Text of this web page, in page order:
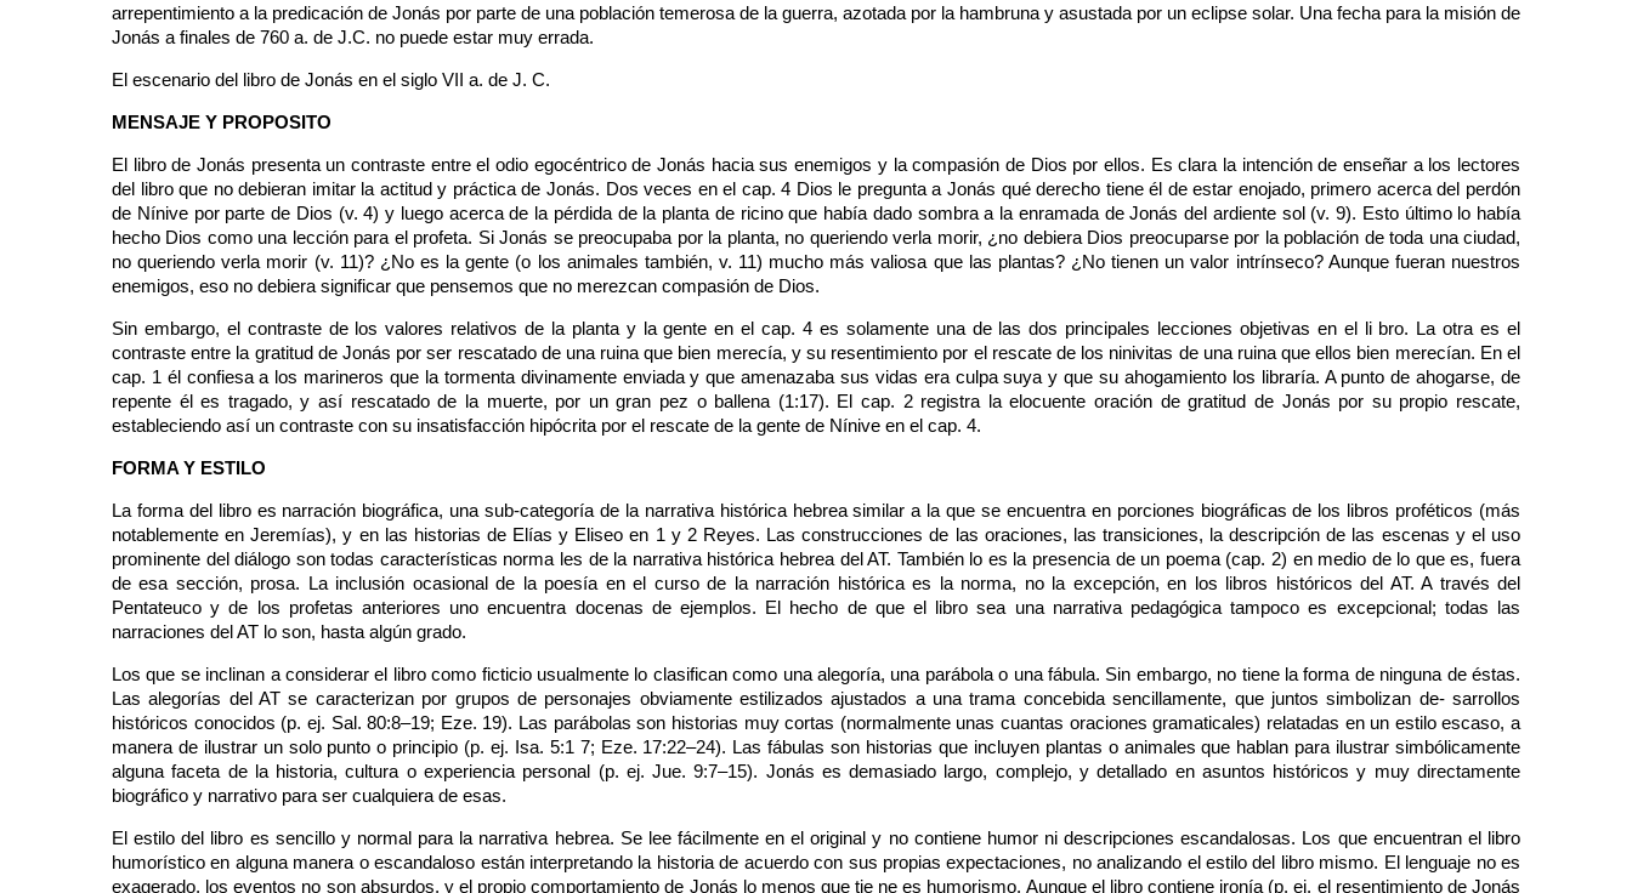
arrepentimiento a la predicación de Jonás por parte de una población temerosa de la guerra, azotada por la hambruna y asustada por un eclipse solar. Una fecha para la misión de
Jonás a finales de 760 a. de J.C. no puede estar muy errada.
El escenario del libro de Jonás en el siglo VII a. de J. C.
MENSAJE Y PROPOSITO
El libro de Jonás presenta un contraste entre el odio egocéntrico de Jonás hacia sus enemigos y la compasión de Dios por ellos. Es clara la intención de enseñar a los lectores
del libro que no debieran imitar la actitud y práctica de Jonás. Dos veces en el cap. 4 Dios le pregunta a Jonás qué derecho tiene él de estar enojado, primero acerca del perdón
de Nínive por parte de Dios (v. 4) y luego acerca de la pérdida de la planta de ricino que había dado sombra a la enramada de Jonás del ardiente sol (v. 9). Esto último lo había
hecho Dios como una lección para el profeta. Si Jonás se preocupaba por la planta, no queriendo verla morir, ¿no debiera Dios preocuparse por la población de toda una ciudad,
no queriendo verla morir (v. 11)? ¿No es la gente (o los animales también, v. 11) mucho más valiosa que las plantas? ¿No tienen un valor intrínseco? Aunque fueran nuestros
enemigos, eso no debiera significar que pensemos que no merezcan compasión de Dios.
Sin embargo, el contraste de los valores relativos de la planta y la gente en el cap. 4 es solamente una de las dos principales lecciones objetivas en el li bro. La otra es el
contraste entre la gratitud de Jonás por ser rescatado de una ruina que bien merecía, y su resentimiento por el rescate de los ninivitas de una ruina que ellos bien merecían. En el
cap. 1 él confiesa a los marineros que la tormenta divinamente enviada y que amenazaba sus vidas era culpa suya y que su ahogamiento los libraría. A punto de ahogarse, de
repente él es tragado, y así rescatado de la muerte, por un gran pez o ballena (1:17). El cap. 2 registra la elocuente oración de gratitud de Jonás por su propio rescate,
estableciendo así un contraste con su insatisfacción hipócrita por el rescate de la gente de Nínive en el cap. 4.
FORMA Y ESTILO
La forma del libro es narración biográfica, una sub-categoría de la narrativa histórica hebrea similar a la que se encuentra en porciones biográficas de los libros proféticos (más
notablemente en Jeremías), y en las historias de Elías y Eliseo en 1 y 2 Reyes. Las construcciones de las oraciones, las transiciones, la descripción de las escenas y el uso
prominente del diálogo son todas características norma les de la narrativa histórica hebrea del AT. También lo es la presencia de un poema (cap. 2) en medio de lo que es, fuera
de esa sección, prosa. La inclusión ocasional de la poesía en el curso de la narración histórica es la norma, no la excepción, en los libros históricos del AT. A través del
Pentateuco y de los profetas anteriores uno encuentra docenas de ejemplos. El hecho de que el libro sea una narrativa pedagógica tampoco es excepcional; todas las
narraciones del AT lo son, hasta algún grado.
Los que se inclinan a considerar el libro como ficticio usualmente lo clasifican como una alegoría, una parábola o una fábula. Sin embargo, no tiene la forma de ninguna de éstas.
Las alegorías del AT se caracterizan por grupos de personajes obviamente estilizados ajustados a una trama concebida sencillamente, que juntos simbolizan de- sarrollos
históricos conocidos (p. ej. Sal. 80:8–19; Eze. 19). Las parábolas son historias muy cortas (normalmente unas cuantas oraciones gramaticales) relatadas en un estilo escaso, a
manera de ilustrar un solo punto o principio (p. ej. Isa. 5:1 7; Eze. 17:22–24). Las fábulas son historias que incluyen plantas o animales que hablan para ilustrar simbólicamente
alguna faceta de la historia, cultura o experiencia personal (p. ej. Jue. 9:7–15). Jonás es demasiado largo, complejo, y detallado en asuntos históricos y muy directamente
biográfico y narrativo para ser cualquiera de esas.
El estilo del libro es sencillo y normal para la narrativa hebrea. Se lee fácilmente en el original y no contiene humor ni descripciones escandalosas. Los que encuentran el libro
humorístico en alguna manera o escandaloso están interpretando la historia de acuerdo con sus propias expectaciones, no analizando el estilo del libro mismo. El lenguaje no es
exagerado, los eventos no son absurdos, y el propio comportamiento de Jonás lo menos que tie ne es humorismo. Aunque el libro contiene ironía (p. ej. el resentimiento de Jonás